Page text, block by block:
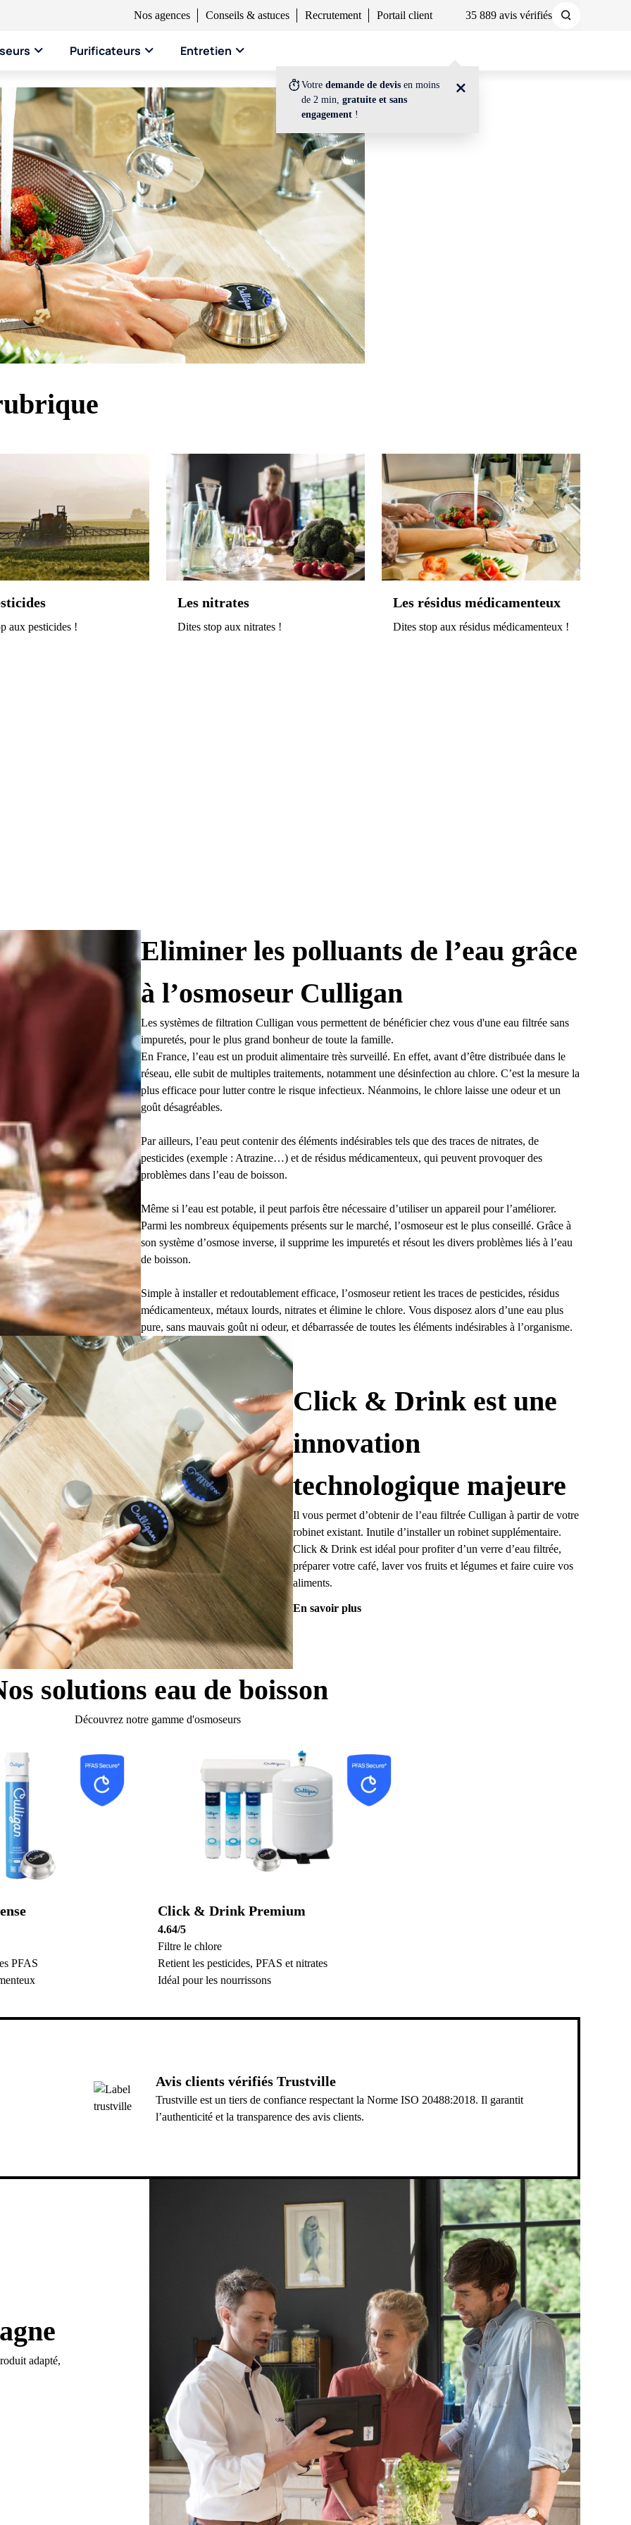
Nos agences Conseils & astuces Recrutement Portail client 35 889 avis vérifiés
Purificateurs Entretien
Votre demande de devis en moins
de 2 min, gratuite et sans
engagement !
aux pesticides !
Les nitrates
Dites stop aux nitrates !
Les résidus médicamenteux
Dites stop aux résidus médicamenteux !
Eliminer les polluants de l’eau grâce
à l’osmoseur Culligan
Les systèmes de filtration Culligan vous permettent de bénéficier chez vous d'une eau filtrée sans
impuretés, pour le plus grand bonheur de toute la famille.
En France, l’eau est un produit alimentaire très surveillé. En effet, avant d’être distribuée dans le
réseau, elle subit de multiples traitements, notamment une désinfection au chlore. C’est la mesure la
plus efficace pour lutter contre le risque infectieux. Néanmoins, le chlore laisse une odeur et un
goût désagréables.
Par ailleurs, l’eau peut contenir des éléments indésirables tels que des traces de nitrates, de
pesticides (exemple : Atrazine…) et de résidus médicamenteux, qui peuvent provoquer des
problèmes dans l’eau de boisson.
Même si l’eau est potable, il peut parfois être nécessaire d’utiliser un appareil pour l’améliorer.
Parmi les nombreux équipements présents sur le marché, l’osmoseur est le plus conseillé. Grâce à
son système d’osmose inverse, il supprime les impuretés et résout les divers problèmes liés à l’eau
de boisson.
Simple à installer et redoutablement efficace, l’osmoseur retient les traces de pesticides, résidus
médicamenteux, métaux lourds, nitrates et élimine le chlore. Vous disposez alors d’une eau plus
pure, sans mauvais goût ni odeur, et débarrassée de toutes les éléments indésirables à l’organisme.
Click & Drink est une
innovation
technologique majeure
Il vous permet d’obtenir de l’eau filtrée Culligan à partir de votre
robinet existant. Inutile d’installer un robinet supplémentaire.
Click & Drink est idéal pour profiter d’un verre d’eau filtrée,
préparer votre café, laver vos fruits et légumes et faire cuire vos
aliments.
En savoir plus
solutions eau de boisson
Découvrez notre gamme d'osmoseurs
PFAS
Click & Drink Premium
4.64/5
Filtre le chlore
Retient les pesticides, PFAS et nitrates
Idéal pour les nourrissons
Avis clients vérifiés Trustville
Trustville est un tiers de confiance respectant la Norme ISO 20488:2018. Il garantit
l’authenticité et la transparence des avis clients.
adapté,